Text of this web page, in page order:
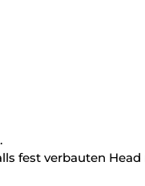
fest verbauten